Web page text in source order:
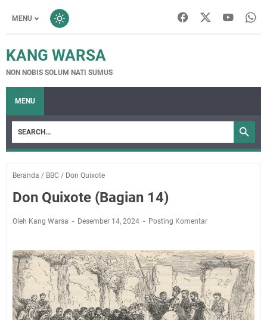
MENU
KANG WARSA
NON NOBIS SOLUM NATI SUMUS
MENU
Beranda / BBC / Don Quixote
Don Quixote (Bagian 14)
Oleh Kang Warsa Desember 14, 2024 Posting Komentar